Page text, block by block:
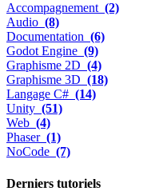
Accompagnement (2)
Audio (8)
Documentation (6)
Godot Engine (9)
Graphisme 2D (4)
Graphisme 3D (18)
Langage C# (14)
Unity (51)
Web (4)
Phaser (1)
NoCode (7)
Derniers tutoriels